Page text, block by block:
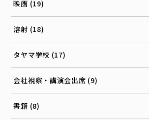
映画 (19)
溶射 (18)
タヤマ学校 (17)
会社視察・講演会出席 (9)
書籍 (8)